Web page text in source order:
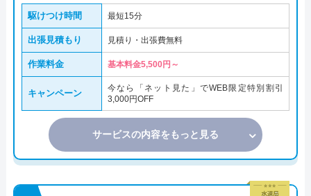
駆けつけ時間 最短15分
出張見積もり 見積り・出張費無料
作業料金 基本料金5,500円～
キャンペーン
今なら「ネット見た」でWEB限定特別割引
3,000円OFF
サービスの内容をもっと見る